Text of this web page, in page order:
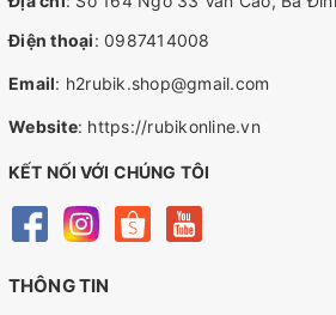
Điện thoại: 0987414008
Email: h2rubik.shop@gmail.com
Website: https://rubikonline.vn
KẾT NỐI VỚI CHÚNG TÔI
THÔNG TIN